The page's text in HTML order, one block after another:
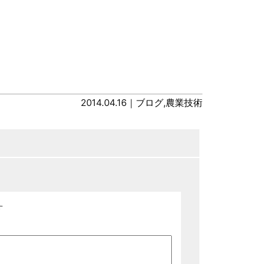
2014.04.16｜ ブログ,農業技術